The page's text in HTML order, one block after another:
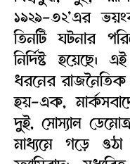
১৯২৯-৩২’এর
তিনটি ঘটনার
নির্দিষ্ট হয়েছে।
ধরনের রাজনৈতিক
হয়-এক,
দুই, সোস্যাল
মাধ্যমে গড়ে